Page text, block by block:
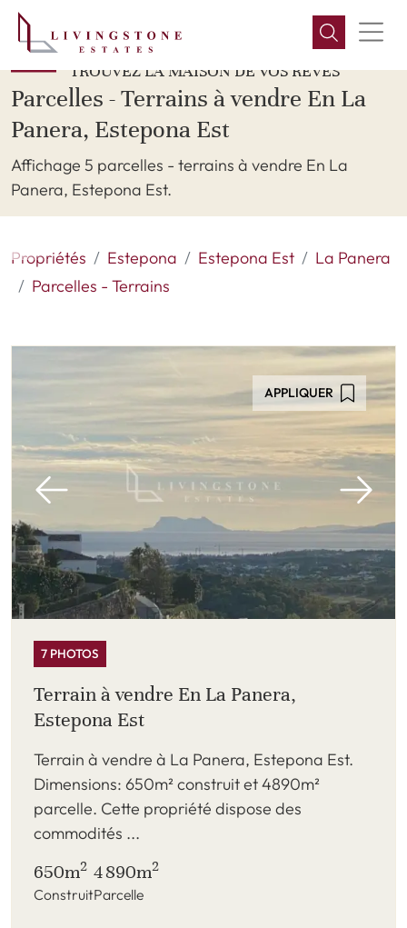
TROUVEZ LA MAISON DE VOS RÊVES
Parcelles - Terrains à vendre En La
Panera, Estepona Est
Affichage 5 parcelles - terrains à vendre En La
Panera, Estepona Est.
Propriétés Estepona Estepona Est
La Panera
Parcelles - Terrains
APPLIQUER
7 PHOTOS
Terrain à vendre En La Panera,
Estepona Est
Terrain à vendre à La Panera, Estepona Est.
Dimensions: 650m² construit et 4890m²
parcelle. Cette propriété dispose des
commodités ...
650m2
Construit
4 890m2
Parcelle